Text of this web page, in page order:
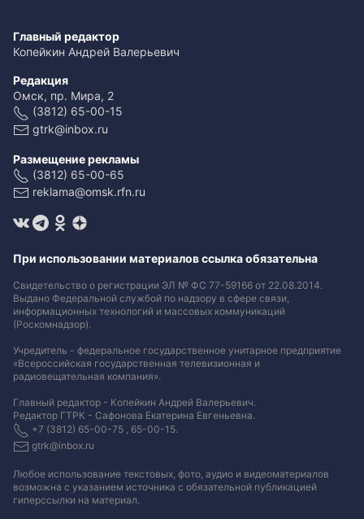
Главный редактор
Копейкин Андрей Валерьевич
Редакция
Омск, пр. Мира, 2
(3812) 65-00-15
gtrk@inbox.ru
Размещение рекламы
(3812) 65-00-65
reklama@omsk.rfn.ru
При использовании материалов ссылка обязательна
Свидетельство о регистрации ЭЛ № ФС 77-59166 от 22.08.2014.
Выдано Федеральной службой по надзору в сфере связи,
информационных технологий и массовых коммуникаций
(Роскомнадзор).
Учредитель - федеральное государственное унитарное предприятие
«Всероссийская государственная телевизионная и
радиовещательная компания».
Главный редактор - Копейкин Андрей Валерьевич.
Редактор ГТРК - Сафонова Екатерина Евгеньевна.
+7 (3812) 65-00-75 , 65-00-15.
gtrk@inbox.ru
Любое использование текстовых, фото, аудио и видеоматериалов
возможна с указанием источника с обязательной публикацией
гиперссылки на материал.